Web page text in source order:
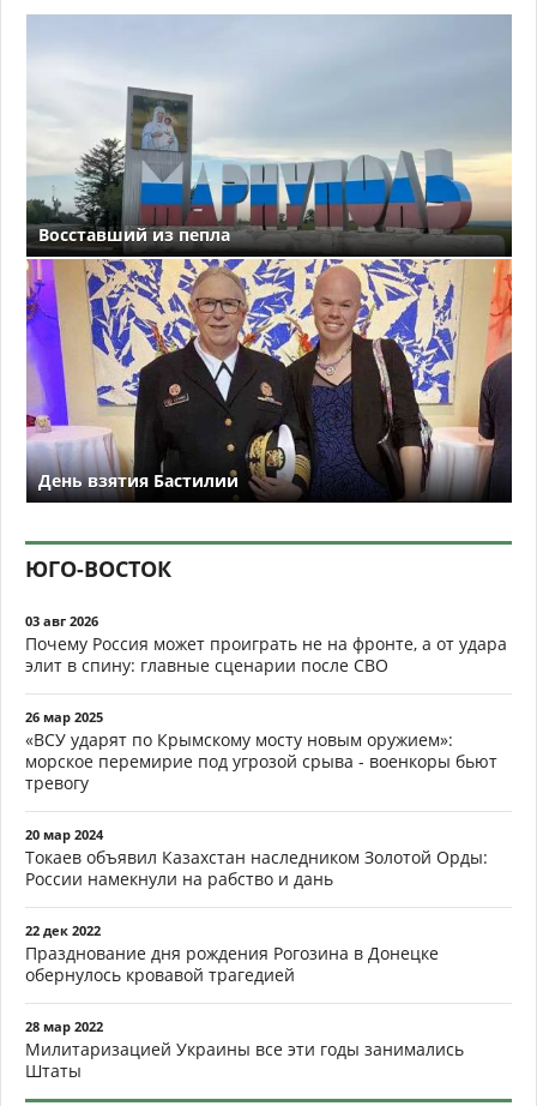
Восставший из пепла
День взятия Бастилии
ЮГО-ВОСТОК
03 авг 2026
Почему Россия может проиграть не на фронте, а от удара
элит в спину: главные сценарии после СВО
26 мар 2025
«ВСУ ударят по Крымскому мосту новым оружием»:
морское перемирие под угрозой срыва - военкоры бьют
тревогу
20 мар 2024
Токаев объявил Казахстан наследником Золотой Орды:
России намекнули на рабство и дань
22 дек 2022
Празднование дня рождения Рогозина в Донецке
обернулось кровавой трагедией
28 мар 2022
Милитаризацией Украины все эти годы занимались
Штаты